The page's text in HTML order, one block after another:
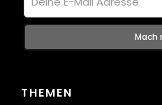
THEMEN